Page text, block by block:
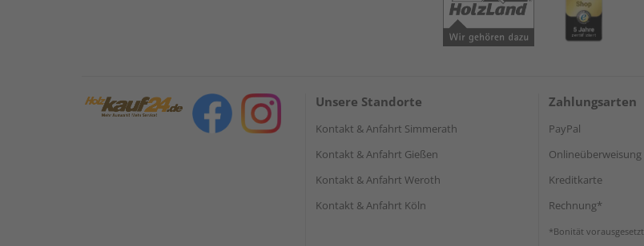
Unsere Standorte
Kontakt & Anfahrt Simmerath
Kontakt & Anfahrt Gießen
Kontakt & Anfahrt Weroth
Kontakt & Anfahrt Köln
Zahlungsarten
PayPal
Onlineüberweisung
Kreditkarte
Rechnung*
*Bonität vorausgesetzt